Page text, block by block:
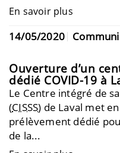
En savoir plus
14/05/2020
Ouverture d’un
dédié COVID-19 à
Le Centre intégré de
(CISSS) de Laval met
prélèvement dédié
de la...